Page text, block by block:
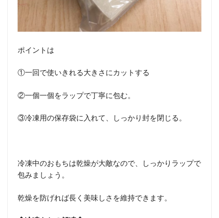
ポイントは
①一回で使いきれる大きさにカットする
②一個一個をラップで丁寧に包む。
③冷凍用の保存袋に入れて、しっかり封を閉じる。
冷凍中のおもちは乾燥が大敵なので、しっかりラップで
包みましょう。
乾燥を防げれば長く美味しさを維持できます。